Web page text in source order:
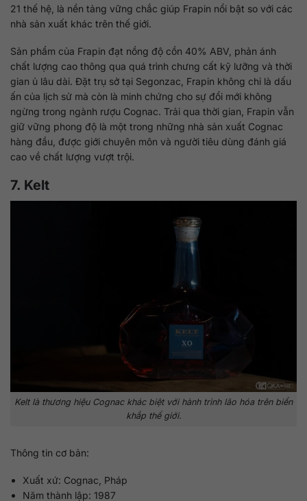
21 thế hệ, là nền tảng vững chắc giúp Frapin nổi bật so với các
nhà sản xuất khác trên thế giới.
Sản phẩm của Frapin đạt nồng độ cồn 40% ABV, phản ánh
chất lượng cao thông qua quá trình chưng cất kỹ lưỡng và thời
gian ủ lâu dài. Đặt trụ sở tại Segonzac, Frapin không chỉ là dấu
ấn của lịch sử mà còn là minh chứng cho sự đổi mới không
ngừng trong ngành rượu Cognac. Trải qua thời gian, Frapin vẫn
giữ vững phong độ là một trong những nhà sản xuất Cognac
hàng đầu, được giới chuyên môn và người tiêu dùng đánh giá
cao về chất lượng vượt trội.
7. Kelt
Kelt là thương hiệu Cognac khác biệt với hành trình lão hóa trên biển
khắp thế giới.
Thông tin cơ bản:
Xuất xứ: Cognac, Pháp
Năm thành lập: 1987